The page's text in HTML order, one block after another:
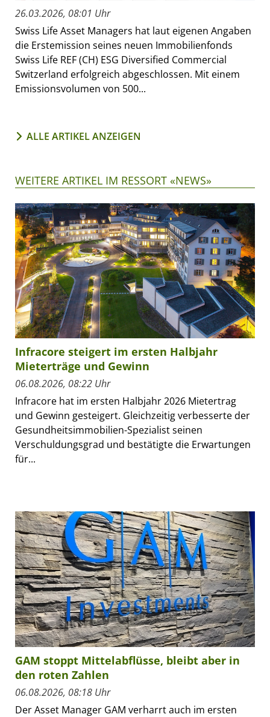
26.03.2026, 08:01 Uhr
Swiss Life Asset Managers hat laut eigenen Angaben
die Erstemission seines neuen Immobilienfonds
Swiss Life REF (CH) ESG Diversified Commercial
Switzerland erfolgreich abgeschlossen. Mit einem
Emissionsvolumen von 500...
ALLE ARTIKEL ANZEIGEN
WEITERE ARTIKEL IM RESSORT «NEWS»
Infracore steigert im ersten Halbjahr
Mieterträge und Gewinn
06.08.2026, 08:22 Uhr
Infracore hat im ersten Halbjahr 2026 Mietertrag
und Gewinn gesteigert. Gleichzeitig verbesserte der
Gesundheitsimmobilien-Spezialist seinen
Verschuldungsgrad und bestätigte die Erwartungen
für...
GAM stoppt Mittelabflüsse, bleibt aber in
den roten Zahlen
06.08.2026, 08:18 Uhr
Der Asset Manager GAM verharrt auch im ersten